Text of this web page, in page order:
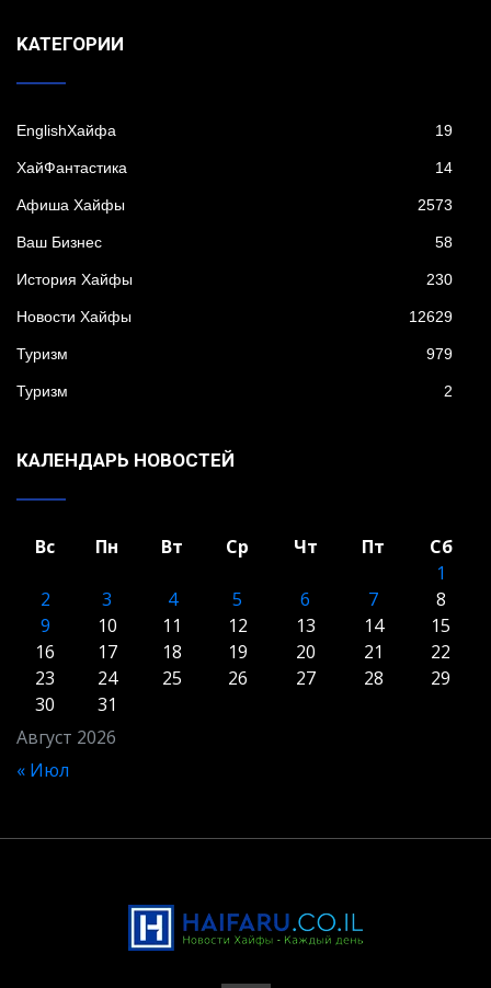
KАТЕГОРИИ
EnglishХайфа 19
XайФантастика 14
Афиша Хайфы 2573
Ваш Бизнес 58
История Хайфы 230
Новости Хайфы 12629
Туризм 979
Туризм 2
КАЛЕНДАРЬ НОВОСТЕЙ
Август 2026
Вс Пн Вт Ср Чт Пт
Сб
1
2
3 4 5 6 7
8
9
10 11 12 13 14
15
16
17 18 19 20 21
22
23
24 25 26 27 28
29
30
31
« Июл